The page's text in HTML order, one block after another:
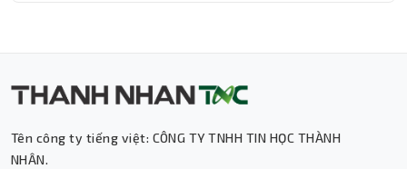
Tên công ty tiếng việt: CÔNG TY TNHH TIN HỌC THÀNH
NHÂN.